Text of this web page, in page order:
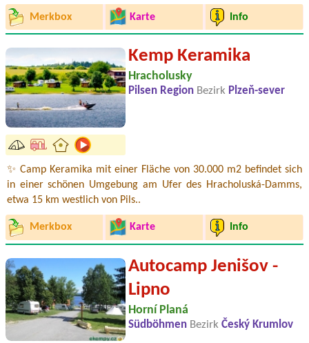
Merkbox Karte Info
Kemp Keramika
Hracholusky
Pilsen Region Bezirk Plzeň-sever
✨ Camp Keramika mit einer Fläche von 30.000 m2 befindet sich
in einer schönen Umgebung am Ufer des Hracholuská-Damms,
etwa 15 km westlich von Pils..
Merkbox Karte Info
Autocamp Jenišov -
Lipno
Horní Planá
Südböhmen Bezirk Český Krumlov